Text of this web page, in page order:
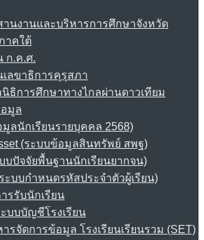
านงานและบริหารการศึกษาจังหวัด
าคใต้
ก.ค.ศ.
เลขาธิการคุรุสภา
นิธิการศึกษาทางไกลผ่านดาวเทียม
มูล
มูลนักเรียนรายบุคคล 2568)
(ระบบข้อมูลสินทรัพย์ สพฐ)
บปัจจัยพื้นฐานนักเรียนยากจน)
ะบบกำหนดรหัสประจำตัวผู้เรียน)
รรับนักเรียน
บบบัญชีโรงเรียน
รจัดการข้อมูล โรงเรียนเรียนรวม (SET)